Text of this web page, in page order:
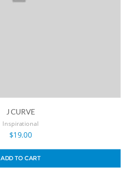
J CURVE
Inspirational
$19.00
ADD TO CART